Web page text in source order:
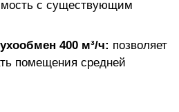
с существующим
400 м³/ч: позволяет
помещения средней